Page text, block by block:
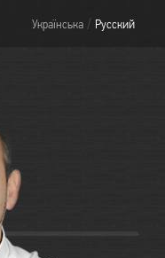
Українська / Русский